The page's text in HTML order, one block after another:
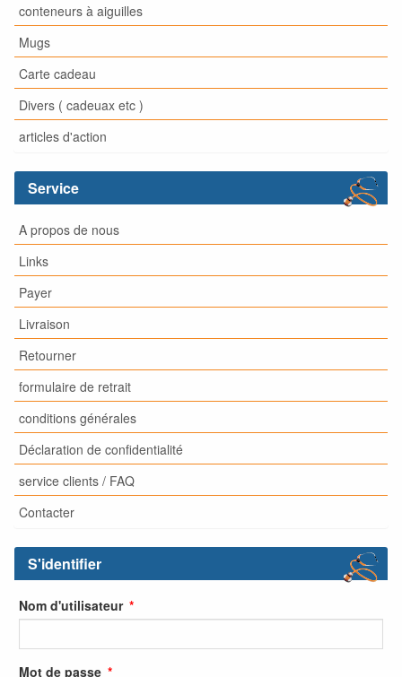
conteneurs à aiguilles
Mugs
Carte cadeau
Divers ( cadeuax etc )
articles d'action
Service
A propos de nous
Links
Payer
Livraison
Retourner
formulaire de retrait
conditions générales
Déclaration de confidentialité
service clients / FAQ
Contacter
S'identifier
Nom d'utilisateur
Mot de passe